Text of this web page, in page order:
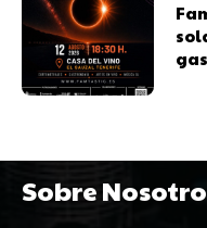
Sobre